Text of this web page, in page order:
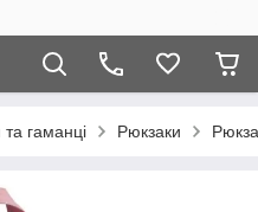
гаманці Рюкзаки